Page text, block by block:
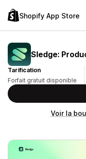
Shopify App Store
Sledge:
Tarification
Forfait gratuit disponible
Voir la